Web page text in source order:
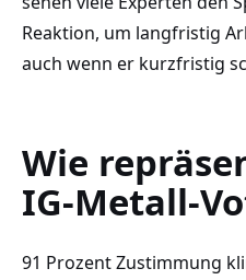
Reaktion, um langfristig
auch wenn er kurzfristig
Wie
IG-Metall-
91 Prozent Zustimmung